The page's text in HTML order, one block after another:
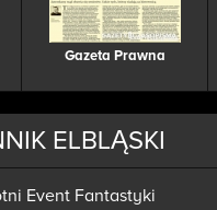
Gazeta Prawna
ELBLĄSKI
Event Fantastyki